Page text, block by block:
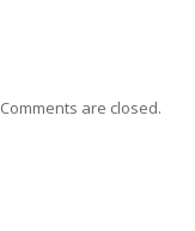
Comments are closed.